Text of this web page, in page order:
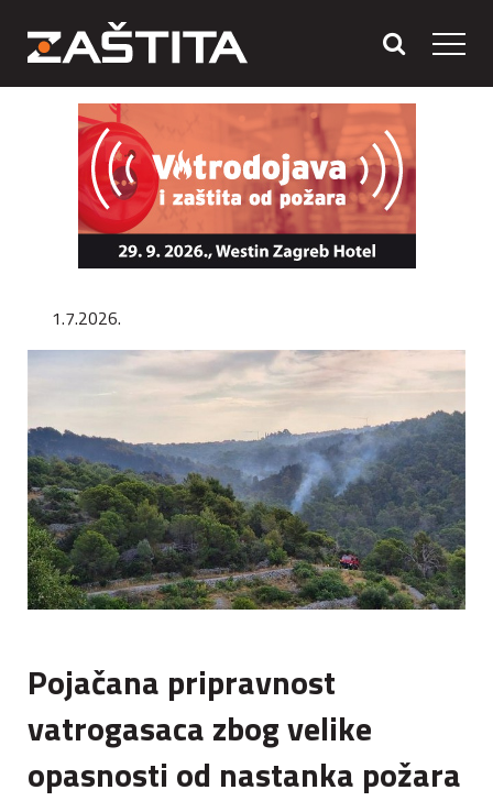
1.7.2026.
Pojačana pripravnost
vatrogasaca zbog velike
opasnosti od nastanka požara